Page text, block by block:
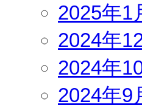
2025年1
2024年
2024年
2024年9